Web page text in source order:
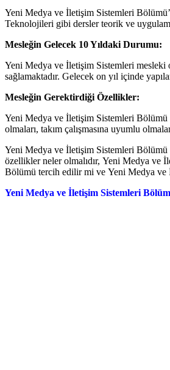
Yeni Medya ve İletişim Sistemleri
Teknolojileri gibi dersler teorik ve
Mesleğin Gelecek 10 Yıldaki Durumu:
Yeni Medya ve İletişim Sistemleri mesleki
sağlamaktadır. Gelecek on yıl içinde
Mesleğin Gerektirdiği Özellikler:
Yeni Medya ve İletişim Sistemleri Bölümü
olmaları, takım çalışmasına uyumlu
Yeni Medya ve İletişim Sistemleri
özellikler neler olmalıdır, Yeni Medya ve
Bölümü tercih edilir mi ve Yeni Medya ve
Yeni Medya ve İletişim Sistemleri